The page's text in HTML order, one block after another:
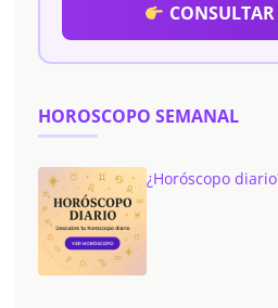
HOROSCOPO SEMANAL
¿Horóscopo